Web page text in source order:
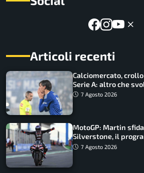
Articoli recenti
Calciomercato,
Serie A: altro che
7 Agosto 2026
MotoGP: Martin
Silverstone, il
7 Agosto 2026